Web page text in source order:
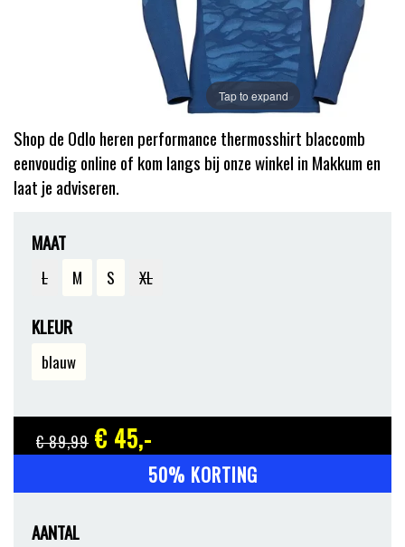
Tap to expand
Shop de Odlo heren performance thermosshirt blaccomb
eenvoudig online of kom langs bij onze winkel in Makkum en
laat je adviseren.
MAAT
L M S XL
KLEUR
blauw
€ 89,99 € 45,-
50% KORTING
AANTAL